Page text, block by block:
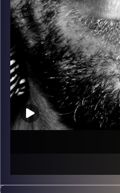
חיות. הרבה ג'אם, רוק,